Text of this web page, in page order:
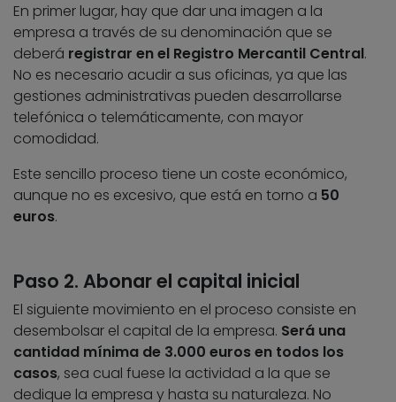
En primer lugar, hay que dar una imagen a la
empresa a través de su denominación que se
deberá registrar en el Registro Mercantil Central.
No es necesario acudir a sus oficinas, ya que las
gestiones administrativas pueden desarrollarse
telefónica o telemáticamente, con mayor
comodidad.
Este sencillo proceso tiene un coste económico,
aunque no es excesivo, que está en torno a 50
euros.
Paso 2. Abonar el capital inicial
El siguiente movimiento en el proceso consiste en
desembolsar el capital de la empresa. Será una
cantidad mínima de 3.000 euros en todos los
casos, sea cual fuese la actividad a la que se
dedique la empresa y hasta su naturaleza. No